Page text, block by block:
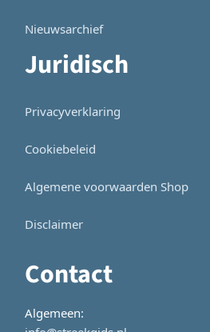
Nieuwsarchief
Juridisch
Privacyverklaring
Cookiebeleid
Algemene voorwaarden Shop
Disclaimer
Contact
Algemeen: